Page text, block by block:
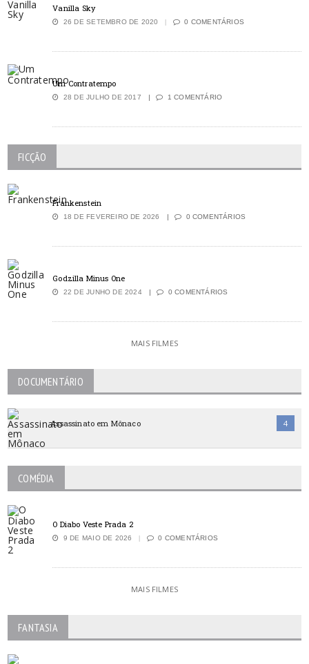
Vanilla Sky
26 DE SETEMBRO DE 2020 0 COMENTÁRIOS
Um Contratempo
28 DE JULHO DE 2017 1 COMENTÁRIO
FICÇÃO
Frankenstein
18 DE FEVEREIRO DE 2026 0 COMENTÁRIOS
Godzilla Minus One
22 DE JUNHO DE 2024 0 COMENTÁRIOS
MAIS FILMES
DOCUMENTÁRIO
Assassinato em Mônaco 4
COMÉDIA
O Diabo Veste Prada 2
9 DE MAIO DE 2026 0 COMENTÁRIOS
MAIS FILMES
FANTASIA